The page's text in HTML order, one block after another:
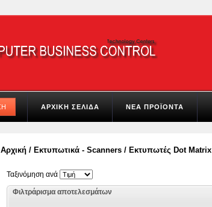
ΑΡΧΙΚΗ ΣΕΛΙΔΑ ΝΕΑ ΠΡΟΪΟΝΤΑ
Αρχική / Εκτυπωτικά - Scanners / Εκτυπωτές Dot Matrix
Ταξινόμηση ανά
Φιλτράρισμα αποτελεσμάτων